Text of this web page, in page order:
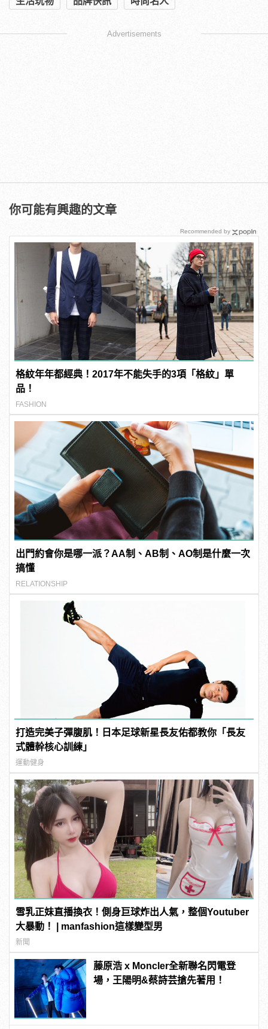
Advertisements
你可能有興趣的文章
格紋年年都經典！2017年不能失手的3項「格紋」單
品！
FASHION
出門約會你是哪一派？AA制、AB制、AO制是什麼一次
搞懂
RELATIONSHIP
打造完美子彈腹肌！日本足球新星長友佑都教你「長友
式體幹核心訓練」
運動健身
雪乳正妹直播換衣！側身巨球炸出人氣，整個Youtuber
大暴動！ | manfashion這樣變型男
新聞
藤原浩 x Moncler全新聯名閃電登
場，王陽明&蔡詩芸搶先著用！
Recommended by